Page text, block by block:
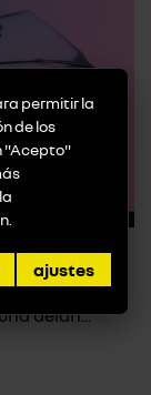
con my
delan...
permitir la
de los
"Acepto"
ajustes